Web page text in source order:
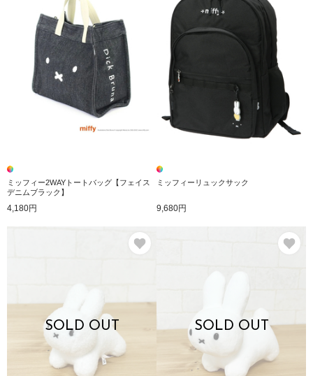
ミッフィー2WAYトートバッグ【フェイス
デニムブラック】
4,180円
ミッフィーリュックサック
9,680円
SOLD OUT SOLD OUT